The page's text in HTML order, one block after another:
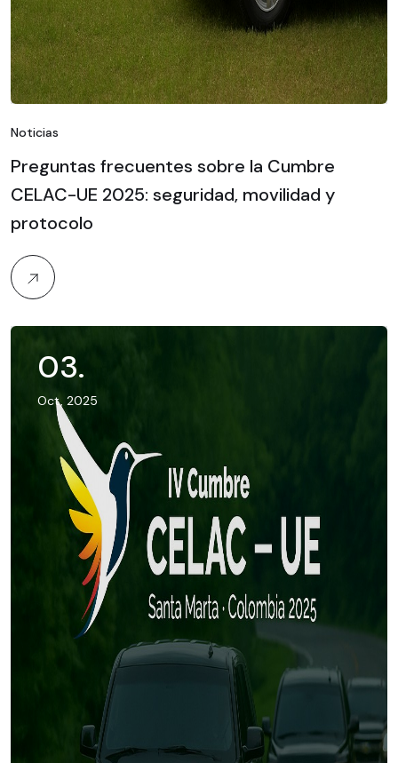
Noticias
Preguntas frecuentes sobre la Cumbre
CELAC-UE 2025: seguridad, movilidad y
protocolo
03.
Oct, 2025